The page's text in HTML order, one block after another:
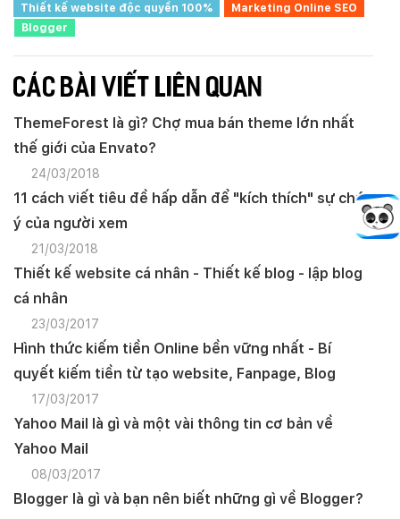
Thiết kế website độc quyền 100%
Marketing Online SEO
Blogger
CÁC BÀI VIẾT LIÊN QUAN
ThemeForest là gì? Chợ mua bán theme lớn nhất
thế giới của Envato?
24/03/2018
11 cách viết tiêu đề hấp dẫn để "kích thích" sự chú
ý của người xem
21/03/2018
Thiết kế website cá nhân - Thiết kế blog - lập blog
cá nhân
23/03/2017
Hình thức kiếm tiền Online bền vững nhất - Bí
quyết kiếm tiền từ tạo website, Fanpage, Blog
17/03/2017
Yahoo Mail là gì và một vài thông tin cơ bản về
Yahoo Mail
08/03/2017
Blogger là gì và bạn nên biết những gì về Blogger?